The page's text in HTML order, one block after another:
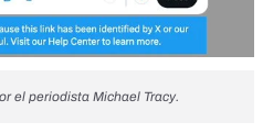
el periodista Michael Tracy.